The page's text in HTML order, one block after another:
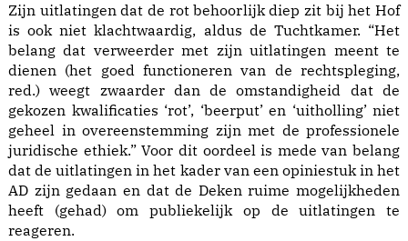
Zijn uitlatingen dat de rot behoorlijk diep zit bij het Hof
is ook niet klachtwaardig, aldus de Tuchtkamer. “Het
belang dat verweerder met zijn uitlatingen meent te
dienen (het goed functioneren van de rechtspleging,
red.) weegt zwaarder dan de omstandigheid dat de
gekozen kwalificaties ‘rot’, ‘beerput’ en ‘uitholling’ niet
geheel in overeenstemming zijn met de professionele
juridische ethiek.” Voor dit oordeel is mede van belang
dat de uitlatingen in het kader van een opiniestuk in het
AD zijn gedaan en dat de Deken ruime mogelijkheden
heeft (gehad) om publiekelijk op de uitlatingen te
reageren.